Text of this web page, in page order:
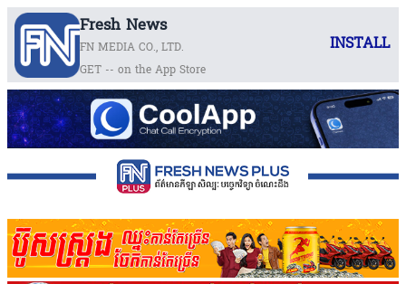
Fresh News
FN MEDIA CO., LTD.
GET -- on the App Store
INSTALL